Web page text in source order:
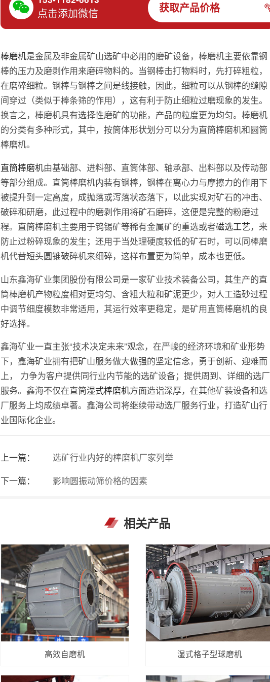
点击添加微信 获取产品价格
棒磨机是金属及非金属矿山选矿中必用的磨矿设备，棒磨机主要依靠钢
棒的压力及磨剥作用来磨碎物料的。当钢棒击打物料时，先打碎粗粒，
在磨碎细粒。钢棒与钢棒之间是线接触，因此，细粒可以从钢棒的缝隙
间穿过（类似于棒条筛的作用），这有利于防止细粒过磨现象的发生。
换言之，棒磨机具有选择性磨矿的功能，产品的粒度更为均匀。棒磨机
的分类有多种形式，其中，按筒体形状划分可以分为直筒棒磨机和圆筒
棒磨机。
直筒棒磨机由基础部、进料部、直筒体部、轴承部、出料部以及传动部
等部分组成。直筒棒磨机内装有钢棒，钢棒在离心力与摩擦力的作用下
被提升到一定高度，成抛落或泻落状态落下，以此实现对矿石的冲击、
破碎和研磨，此过程中的磨剥作用将矿石磨碎，这便是完整的粉磨过
程。直筒棒磨机主要用于钨锡矿等稀有金属矿的重选或者磁选工艺，来
防止过粉碎现象的发生；还用于当处理硬度较低的矿石时，可以同棒磨
机代替短头圆锥破碎机来细碎，这样布置更为简单，成本也更低。
山东鑫海矿业集团股份有限公司是一家矿业技术装备公司，其生产的直
筒棒磨机产物粒度相对更均匀、含粗大粒和矿泥更少，对人工造砂过程
中调节细度模数非常适用，其运行效率更稳定，是矿用直筒棒磨机的良
好选择。
鑫海矿业一直主张“技术决定未来”观念，在严峻的经济环境和矿业形势
下，鑫海矿业拥有把矿山服务做大做强的坚定信念，勇于创新、迎难而
上， 力争为客户提供同行业内节能的选矿设备；提供周到、详细的选厂
服务。鑫海不仅在直筒湿式棒磨机方面造诣深厚，在其他矿装设备和选
厂服务上均成绩卓著。鑫海公司将继续带动选厂服务行业，打造矿山行
业国际化企业。
上一篇：
选矿行业内好的棒磨机厂家列举
下一篇：
影响圆振动筛价格的因素
相关产品
高效自磨机 湿式格子型球磨机